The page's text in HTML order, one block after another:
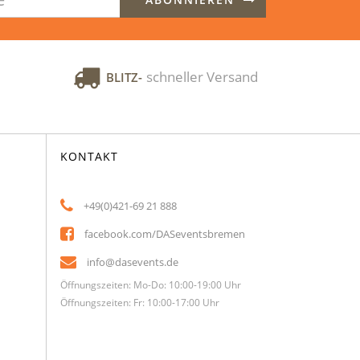
BLITZ- schneller Versand
KONTAKT
+49(0)421-69 21 888
facebook.com/DASeventsbremen
info@dasevents.de
Öffnungszeiten: Mo-Do: 10:00-19:00 Uhr
Öffnungszeiten: Fr: 10:00-17:00 Uhr